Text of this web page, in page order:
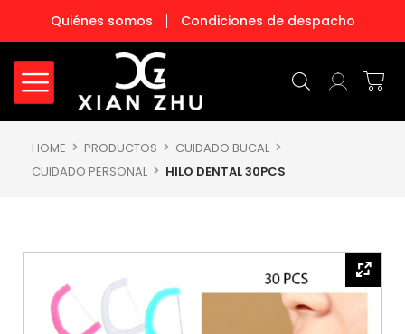
contenido
Quiénes somos Condiciones de despacho
HOME PRODUCTOS
CUIDADO BUCAL
CUIDADO PERSONAL
HILO DENTAL 30PCS